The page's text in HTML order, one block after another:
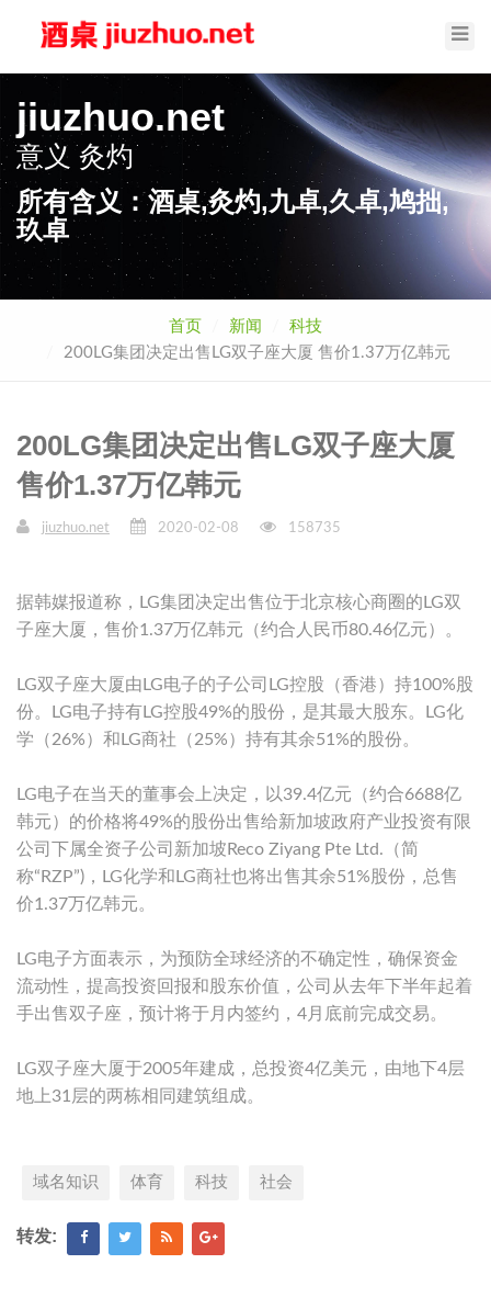
jiuzhuo.net
意义 灸灼
所有含义：酒桌,灸灼,九卓,久卓,鸠拙,
玖卓
首页 新闻
科技
200LG集团决定出售LG双子座大厦 售价1.37万亿韩元
200LG集团决定出售LG双子座大厦
售价1.37万亿韩元
jiuzhuo.net 2020-02-08 158735
据韩媒报道称，LG集团决定出售位于北京核心商圈的LG双
子座大厦，售价1.37万亿韩元（约合人民币80.46亿元）。
LG双子座大厦由LG电子的子公司LG控股（香港）持100%股
份。LG电子持有LG控股49%的股份，是其最大股东。LG化
学（26%）和LG商社（25%）持有其余51%的股份。
LG电子在当天的董事会上决定，以39.4亿元（约合6688亿
韩元）的价格将49%的股份出售给新加坡政府产业投资有限
公司下属全资子公司新加坡Reco Ziyang Pte Ltd.（简
称“RZP”)，LG化学和LG商社也将出售其余51%股份，总售
价1.37万亿韩元。
LG电子方面表示，为预防全球经济的不确定性，确保资金
流动性，提高投资回报和股东价值，公司从去年下半年起着
手出售双子座，预计将于月内签约，4月底前完成交易。
LG双子座大厦于2005年建成，总投资4亿美元，由地下4层
地上31层的两栋相同建筑组成。
域名知识 体育 科技 社会
转发: